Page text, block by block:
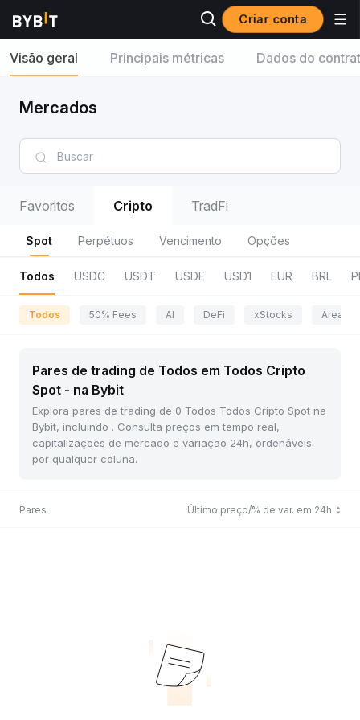
Criar conta
Visão geral Principais métricas Dados do
Mercados
Favoritos Cripto TradFi
Spot Perpétuos Vencimento Opções
Todos USDC USDT USDE USD1 EUR BRL
Todos 50% Fees AI DeFi xStocks Área da
Pares de trading de Todos em Todos Cripto
Spot - na Bybit
Explora pares de trading de 0 Todos Todos Cripto Spot na
Bybit, incluindo . Consulta preços em tempo real,
capitalizações de mercado e variação 24h, ordenáveis
por qualquer coluna.
Pares Último preço/% de var. em 24h